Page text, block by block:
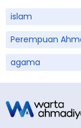
islam
Perempuan
agama